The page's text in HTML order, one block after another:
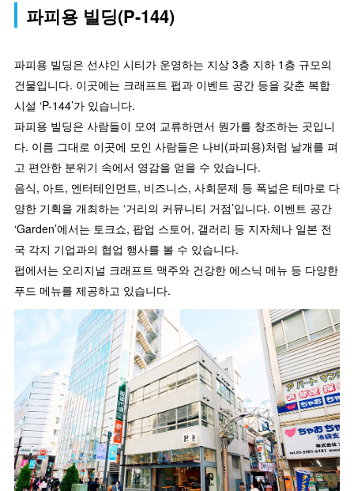
파피용 빌딩(P-144)
파피용 빌딩은 선샤인 시티가 운영하는 지상 3층 지하 1층 규모의
건물입니다. 이곳에는 크래프트 펍과 이벤트 공간 등을 갖춘 복합
시설 ‘P-144’가 있습니다.
파피용 빌딩은 사람들이 모여 교류하면서 뭔가를 창조하는 곳입니
다. 이름 그대로 이곳에 모인 사람들은 나비(파피용)처럼 날개를 펴
고 편안한 분위기 속에서 영감을 얻을 수 있습니다.
음식, 아트, 엔터테인먼트, 비즈니스, 사회문제 등 폭넓은 테마로 다
양한 기획을 개최하는 ‘거리의 커뮤니티 거점’입니다. 이벤트 공간
‘Garden’에서는 토크쇼, 팝업 스토어, 갤러리 등 지자체나 일본 전
국 각지 기업과의 협업 행사를 볼 수 있습니다.
펍에서는 오리지널 크래프트 맥주와 건강한 에스닉 메뉴 등 다양한
푸드 메뉴를 제공하고 있습니다.